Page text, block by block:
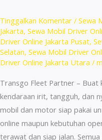
&
Berkualitas!
Tinggalkan Komentar / Sewa
Jakarta, Sewa Mobil Driver
Driver Online Jakarta Pusat,
Selatan, Sewa Mobil Driver
Driver Online Jakarta Utara /
Transgo Fleet Partner – Buat
kendaraan irit, tangguh, dan
mobil dan motor siap pakai
online maupun kebutuhan
terawat dan siap jalan.